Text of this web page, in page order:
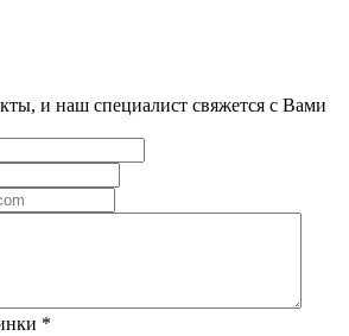
и наш специалист свяжется с Вами
*